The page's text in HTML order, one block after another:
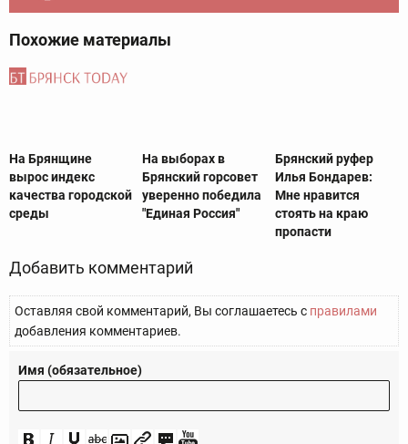
Похожие материалы
На Брянщине
вырос индекс
качества городской
среды
На выборах в
Брянский горсовет
уверенно победила
"Единая Россия"
Брянский руфер
Илья Бондарев:
Мне нравится
стоять на краю
пропасти
Добавить комментарий
Оставляя свой комментарий, Вы соглашаетесь с правилами
добавления комментариев.
Имя (обязательное)